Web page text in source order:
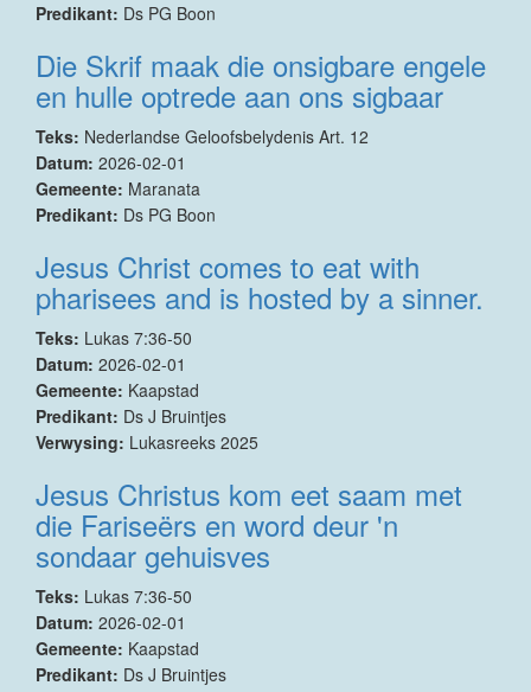
Predikant: Ds PG Boon
Die Skrif maak die onsigbare engele
en hulle optrede aan ons sigbaar
Teks: Nederlandse Geloofsbelydenis Art. 12
Datum: 2026-02-01
Gemeente: Maranata
Predikant: Ds PG Boon
Jesus Christ comes to eat with
pharisees and is hosted by a sinner.
Teks: Lukas 7:36-50
Datum: 2026-02-01
Gemeente: Kaapstad
Predikant: Ds J Bruintjes
Verwysing: Lukasreeks 2025
Jesus Christus kom eet saam met
die Fariseërs en word deur 'n
sondaar gehuisves
Teks: Lukas 7:36-50
Datum: 2026-02-01
Gemeente: Kaapstad
Predikant: Ds J Bruintjes